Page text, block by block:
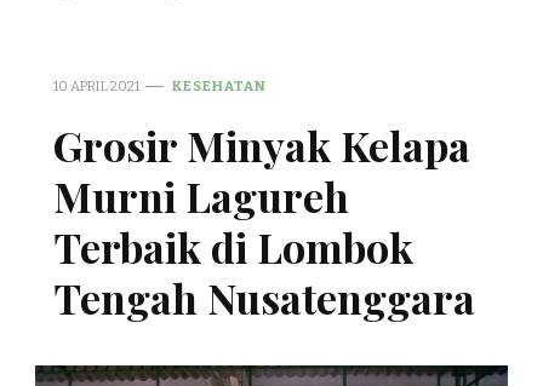
10 APRIL 2021 KESEHATAN
Grosir Minyak Kelapa
Murni Lagureh
Terbaik di Lombok
Tengah Nusatenggara